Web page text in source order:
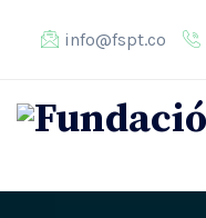
info@fspt.co